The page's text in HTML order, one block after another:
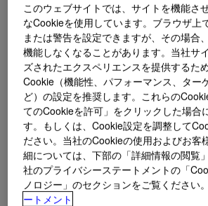
とはDEMTROL™ 3 027 Oil
A demulsifier base that can quickly
levels, provide a sharper interface
phases for easier separation and
このウェブサイトでは、サイトを機能さ
なCookieを使用しています。ブラウザ上
または警告を設定できますが、その場合
機能しなくなることがあります。当社サ
ズされたエクスペリエンスを提供するた
Cookie（機能性、パフォーマンス、ター
ど）の設定を推奨します。これらの
てのCookieを許可」をクリックした場合
す。もしくは、Cookie設定を調整して
ださい。当社のCookieの使用およびお客
細については、下部の「詳細情報の閲覧
社のプライバシーステートメントの「
ノロジー」のセクションをご覧ください。
ートメント